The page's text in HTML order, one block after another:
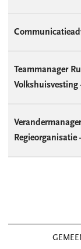
Teammanager
Volkshuisvesting